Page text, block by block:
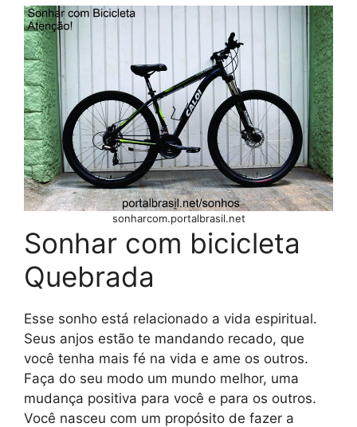
sonharcom.portalbrasil.net
Sonhar com bicicleta
Quebrada
Esse sonho está relacionado a vida espiritual.
Seus anjos estão te mandando recado, que
você tenha mais fé na vida e ame os outros.
Faça do seu modo um mundo melhor, uma
mudança positiva para você e para os outros.
Você nasceu com um propósito de fazer a